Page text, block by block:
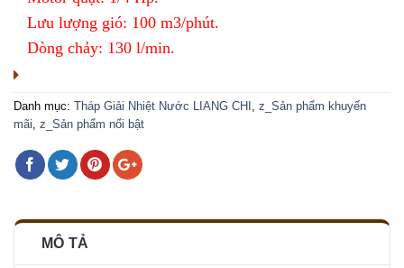
Lưu lượng gió: 100 m3/phút.
Dòng chảy: 130 l/min.
Danh mục: Tháp Giải Nhiệt Nước LIANG CHI , z_Sản phẩm khuyến
mãi, z_Sản phẩm nổi bật
MÔ TẢ